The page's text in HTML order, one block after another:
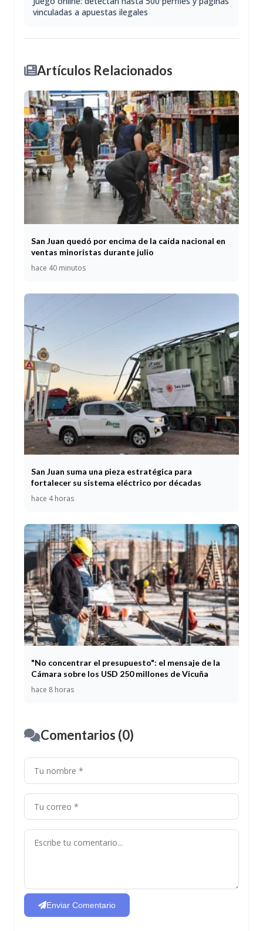
vinculadas a apuestas ilegales
Artículos Relacionados
San Juan quedó por encima de la caída nacional en
ventas minoristas durante julio
hace 40 minutos
San Juan suma una pieza estratégica para
fortalecer su sistema eléctrico por décadas
hace 4 horas
"No concentrar el presupuesto": el mensaje de la
Cámara sobre los USD 250 millones de Vicuña
hace 8 horas
Comentarios (0)
Enviar Comentario